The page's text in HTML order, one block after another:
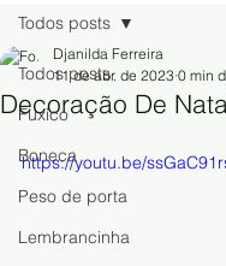
Todos posts
Fuxico
Boneca
Peso de porta
Lembrancinha
Todos posts
Decoração De
Djanilda Ferreira
11 de abr. de 2023 0 min
https://youtu.be/